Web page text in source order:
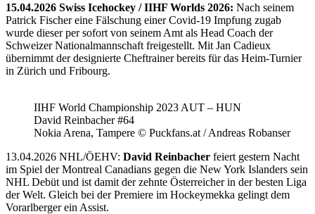
15.04.2026 Swiss Icehockey / IIHF Worlds 2026: Nach seinem
Patrick Fischer eine Fälschung einer Covid-19 Impfung zugab
wurde dieser per sofort von seinem Amt als Head Coach der
Schweizer Nationalmannschaft freigestellt. Mit Jan Cadieux
übernimmt der designierte Cheftrainer bereits für das Heim-Turnier
in Zürich und Fribourg.
IIHF World Championship 2023 AUT – HUN
David Reinbacher #64
Nokia Arena, Tampere © Puckfans.at / Andreas Robanser
13.04.2026 NHL/ÖEHV: David Reinbacher feiert gestern Nacht
im Spiel der Montreal Canadians gegen die New York Islanders sein
NHL Debüt und ist damit der zehnte Österreicher in der besten Liga
der Welt. Gleich bei der Premiere im Hockeymekka gelingt dem
Vorarlberger ein Assist.